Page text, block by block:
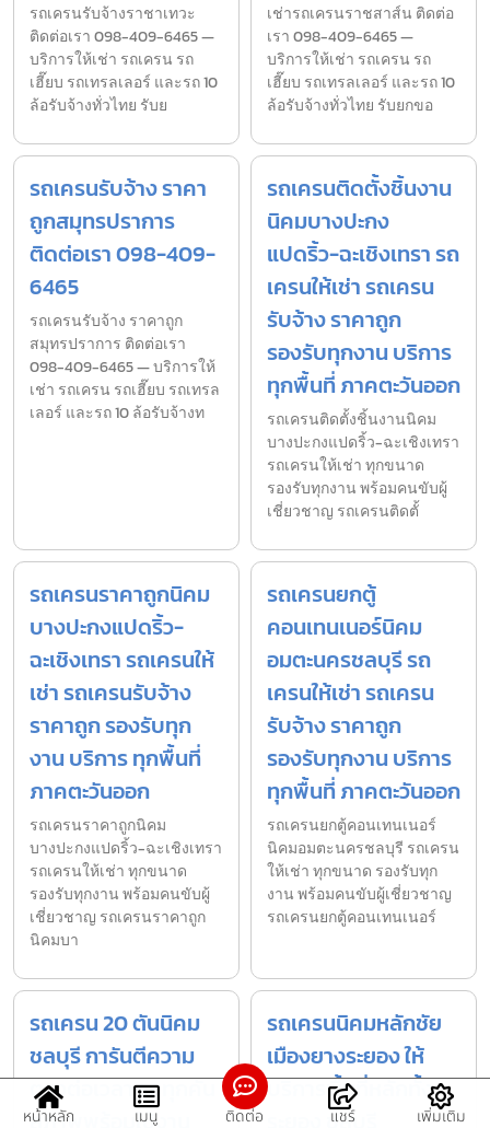
รถเครนรับจ้างราชาเทวะ
ติดต่อเรา 098-409-6465 —
บริการให้เช่า รถเครน รถ
เฮี๊ยบ รถเทรลเลอร์ และรถ 10
ล้อรับจ้างทั่วไทย รับย
เช่ารถเครนราชสาส์น ติดต่อ
เรา 098-409-6465 —
บริการให้เช่า รถเครน รถ
เฮี๊ยบ รถเทรลเลอร์ และรถ 10
ล้อรับจ้างทั่วไทย รับยกขอ
รถเครนรับจ้าง ราคา
ถูกสมุทรปราการ
ติดต่อเรา 098-409-
6465
รถเครนรับจ้าง ราคาถูก
สมุทรปราการ ติดต่อเรา
098-409-6465 — บริการให้
เช่า รถเครน รถเฮี๊ยบ รถเทรล
เลอร์ และรถ 10 ล้อรับจ้างท
รถเครนติดตั้งชิ้นงาน
นิคมบางปะกง
แปดริ้ว-ฉะเชิงเทรา รถ
เครนให้เช่า รถเครน
รับจ้าง ราคาถูก
รองรับทุกงาน บริการ
ทุกพื้นที่ ภาคตะวันออก
รถเครนติดตั้งชิ้นงานนิคม
บางปะกงแปดริ้ว-ฉะเชิงเทรา
รถเครนให้เช่า ทุกขนาด
รองรับทุกงาน พร้อมคนขับผู้
เชี่ยวชาญ รถเครนติดตั้
รถเครนราคาถูกนิคม
บางปะกงแปดริ้ว-
ฉะเชิงเทรา รถเครนให้
เช่า รถเครนรับจ้าง
ราคาถูก รองรับทุก
งาน บริการ ทุกพื้นที่
ภาคตะวันออก
รถเครนราคาถูกนิคม
บางปะกงแปดริ้ว-ฉะเชิงเทรา
รถเครนให้เช่า ทุกขนาด
รองรับทุกงาน พร้อมคนขับผู้
เชี่ยวชาญ รถเครนราคาถูก
นิคมบา
รถเครนยกตู้
คอนเทนเนอร์นิคม
อมตะนครชลบุรี รถ
เครนให้เช่า รถเครน
รับจ้าง ราคาถูก
รองรับทุกงาน บริการ
ทุกพื้นที่ ภาคตะวันออก
รถเครนยกตู้คอนเทนเนอร์
นิคมอมตะนครชลบุรี รถเครน
ให้เช่า ทุกขนาด รองรับทุก
งาน พร้อมคนขับผู้เชี่ยวชาญ
รถเครนยกตู้คอนเทนเนอร์
รถเครน 20 ตันนิคม
ชลบุรี การันตีความ
ตรงต่อเวลา รถทุกคัน
สภาพพร้อมใช้งาน
รถเครนนิคมหลักชัย
เมืองยางระยอง ให้
บริการพื้นที่หลักทั้ง
ระยอง ชลบุรี
หน้าหลัก เมนู ติดต่อ แชร์ เพิ่มเติม